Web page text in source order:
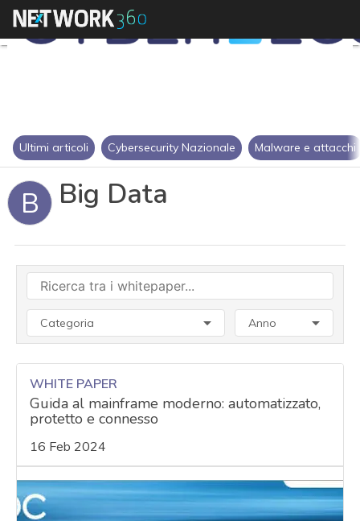
Ultimi articoli Cybersecurity Nazionale Malware e attacchi
B Big Data
Categoria Anno
WHITE PAPER
Guida al mainframe moderno: automatizzato,
protetto e connesso
16 Feb 2024